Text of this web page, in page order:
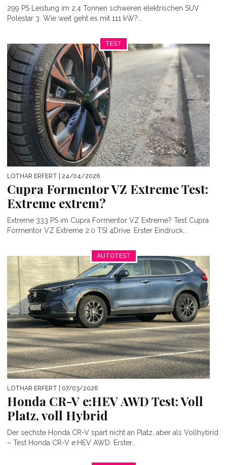
299 PS Leistung im 2,4 Tonnen schweren elektrischen SUV
Polestar 3. Wie weit geht es mit 111 kW?...
TEST
LOTHAR ERFERT | 24/04/2026
Cupra Formentor VZ Extreme Test:
Extreme extrem?
Extreme 333 PS im Cupra Formentor VZ Extreme? Test Cupra
Formentor VZ Extreme 2.0 TSI 4Drive. Erster Eindruck...
AUTOTEST
LOTHAR ERFERT | 07/03/2026
Honda CR-V e:HEV AWD Test: Voll
Platz, voll Hybrid
Der sechste Honda CR-V spart nicht an Platz, aber als Vollhybrid
– Test Honda CR-V e:HEV AWD. Erster...